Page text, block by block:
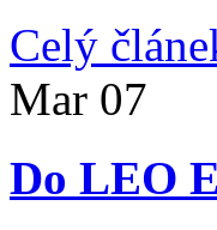
Celý
Mar 07
Do LEO